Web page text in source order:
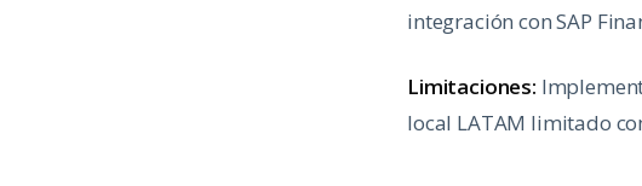
integración con SAP
Limitaciones:
local LATAM limitado